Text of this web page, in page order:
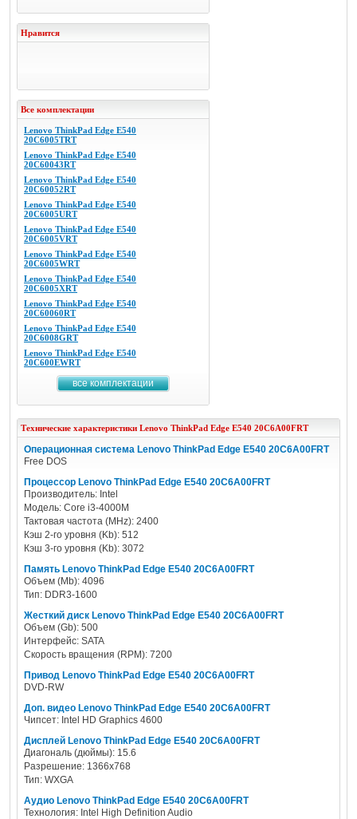
Нравится
Все комплектации
Lenovo ThinkPad Edge E540
20C6005TRT
Lenovo ThinkPad Edge E540
20C60043RT
Lenovo ThinkPad Edge E540
20C60052RT
Lenovo ThinkPad Edge E540
20C6005URT
Lenovo ThinkPad Edge E540
20C6005VRT
Lenovo ThinkPad Edge E540
20C6005WRT
Lenovo ThinkPad Edge E540
20C6005XRT
Lenovo ThinkPad Edge E540
20C60060RT
Lenovo ThinkPad Edge E540
20C6008GRT
Lenovo ThinkPad Edge E540
20C600EWRT
все комплектации
Технические характеристики Lenovo ThinkPad Edge E540 20C6A00FRT
Операционная система Lenovo ThinkPad Edge E540 20C6A00FRT
Free DOS
Процессор Lenovo ThinkPad Edge E540 20C6A00FRT
Производитель: Intel
Модель: Core i3-4000M
Тактовая частота (MHz): 2400
Кэш 2-го уровня (Kb): 512
Кэш 3-го уровня (Kb): 3072
Память Lenovo ThinkPad Edge E540 20C6A00FRT
Объем (Mb): 4096
Тип: DDR3-1600
Жесткий диск Lenovo ThinkPad Edge E540 20C6A00FRT
Объем (Gb): 500
Интерфейс: SATA
Скорость вращения (RPM): 7200
Привод Lenovo ThinkPad Edge E540 20C6A00FRT
DVD-RW
Доп. видео Lenovo ThinkPad Edge E540 20C6A00FRT
Чипсет: Intel HD Graphics 4600
Дисплей Lenovo ThinkPad Edge E540 20C6A00FRT
Диагональ (дюймы): 15.6
Разрешение: 1366х768
Тип: WXGA
Аудио Lenovo ThinkPad Edge E540 20C6A00FRT
Технология: Intel High Definition Audio